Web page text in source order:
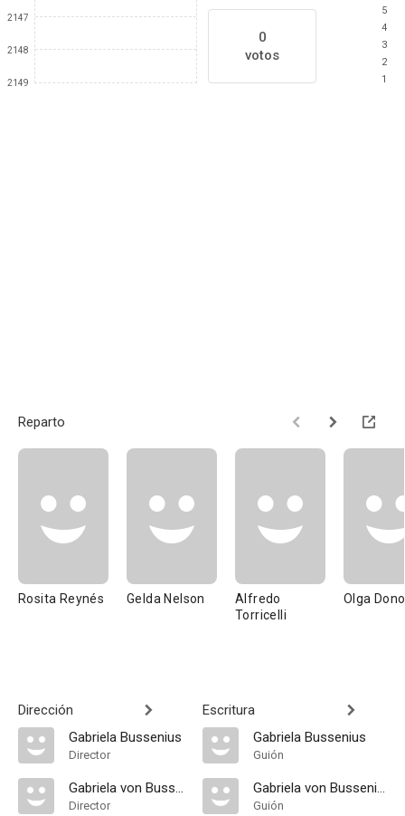
2147
2148
2149
0
votos
5
4
3
2
1
Reparto
Rosita Reynés Gelda Nelson
Alfredo
Torricelli
Olga
Dirección
Gabriela Bussenius
Director
Gabriela von Bussenius
Director
Escritura
Gabriela Bussenius
Guión
Gabriela von Bussenius
Guión